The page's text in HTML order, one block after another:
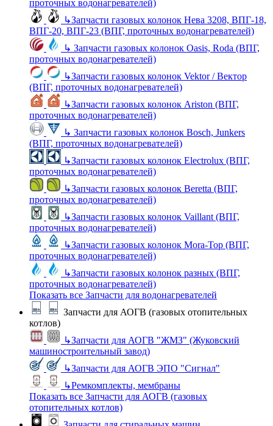
проточных водонагревателей)
↳Запчасти газовых колонок Нева 3208, ВПГ-18,
ВПГ-20, ВПГ-23 (ВПГ, проточных водонагревателей)
↳ Запчасти газовых колонок Oasis, Roda (ВПГ,
проточных водонагревателей)
↳Запчасти газовых колонок Vektor / Вектор
(ВПГ, проточных водонагревателей)
↳Запчасти газовых колонок Ariston (ВПГ,
проточных водонагревателей)
↳ Запчасти газовых колонок Bosch, Junkers
(ВПГ, проточных водонагревателей)
↳Запчасти газовых колонок Electrolux (ВПГ,
проточных водонагревателей)
↳Запчасти газовых колонок Beretta (ВПГ,
проточных водонагревателей)
↳Запчасти газовых колонок Vaillant (ВПГ,
проточных водонагревателей)
↳Запчасти газовых колонок Mora-Top (ВПГ,
проточных водонагревателей)
↳Запчасти газовых колонок разных (ВПГ,
проточных водонагревателей)
Показать все Запчасти для водонагревателей
Запчасти для АОГВ (газовых отопительных
котлов)
↳Запчасти для АОГВ "ЖМЗ" (Жуковский
машиностроительный завод)
↳Запчасти для АОГВ ЭПО "Сигнал"
↳Ремкомплекты, мембраны
Показать все Запчасти для АОГВ (газовых
отопительных котлов)